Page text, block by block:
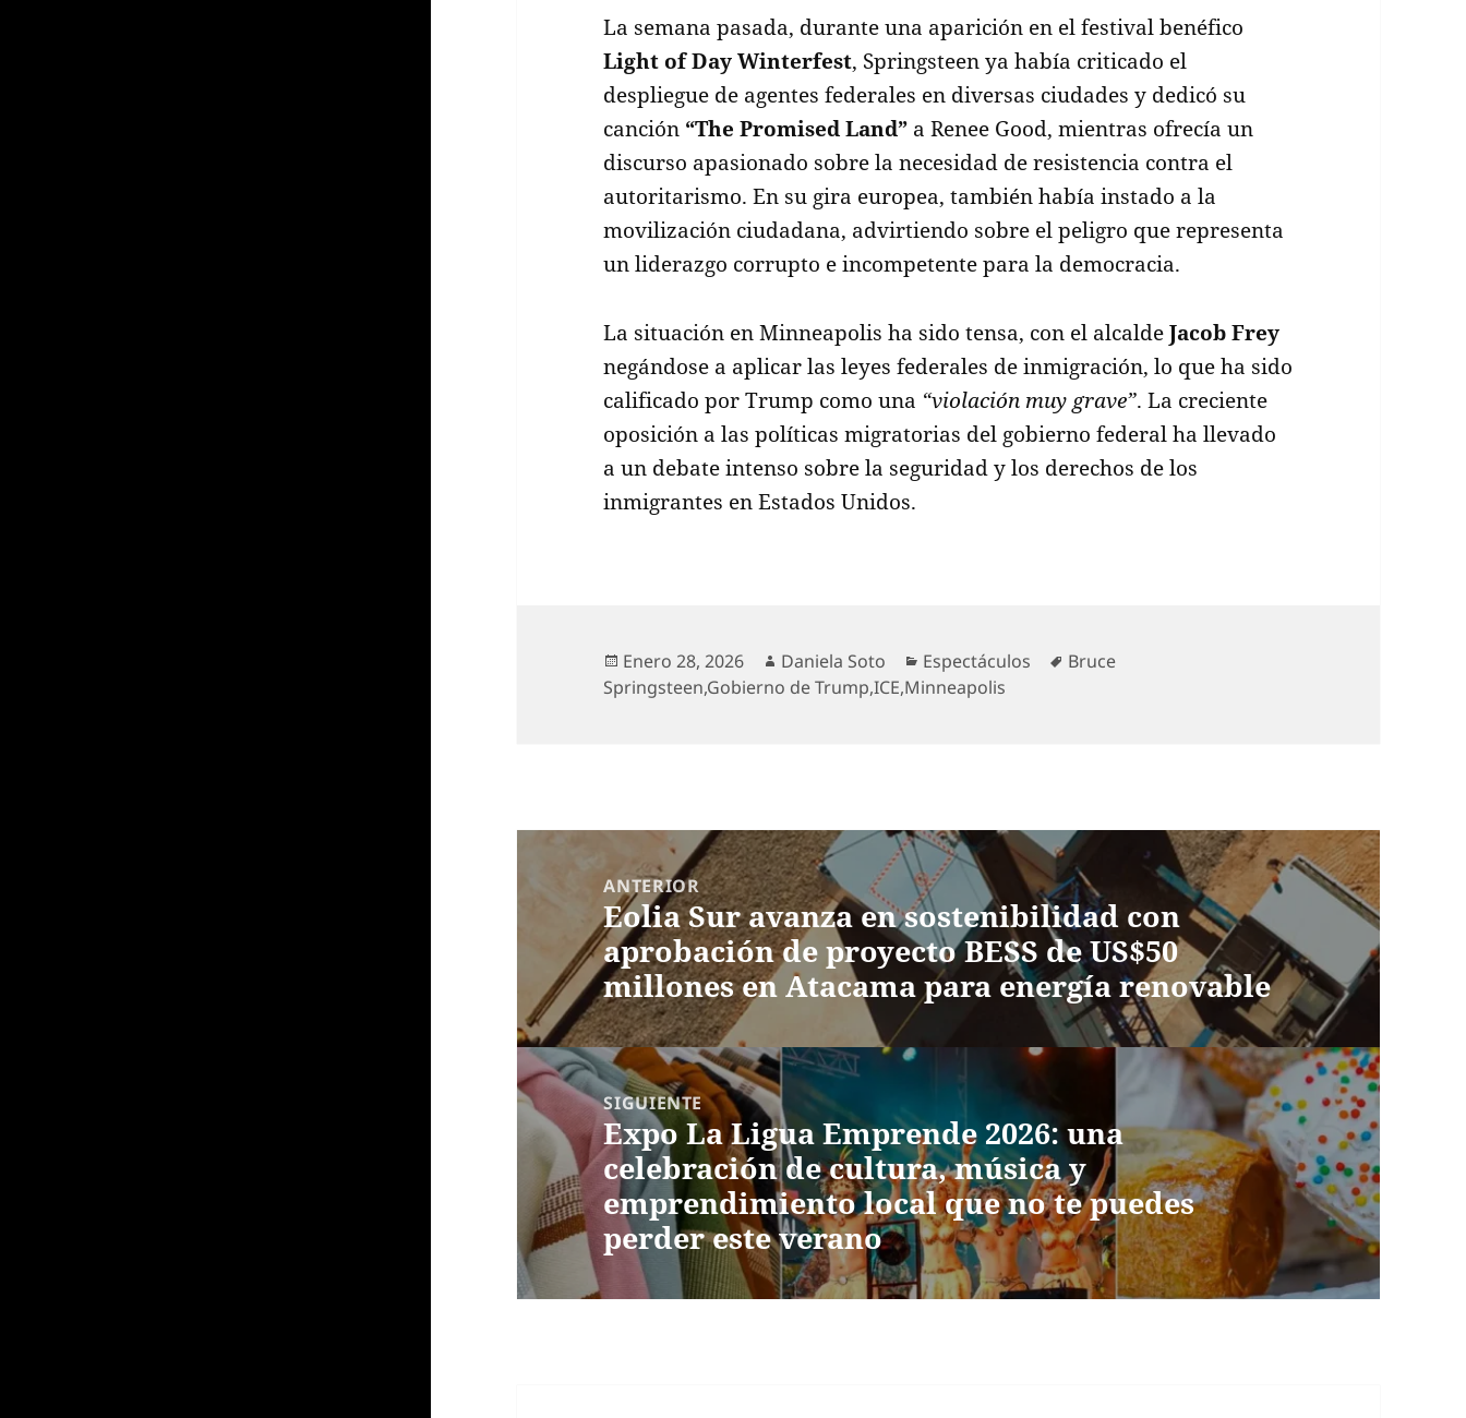
La semana pasada, durante una aparición en el festival benéfico
Light of Day Winterfest, Springsteen ya había criticado el
despliegue de agentes federales en diversas ciudades y dedicó su
canción “The Promised Land” a Renee Good, mientras ofrecía un
discurso apasionado sobre la necesidad de resistencia contra el
autoritarismo. En su gira europea, también había instado a la
movilización ciudadana, advirtiendo sobre el peligro que representa
un liderazgo corrupto e incompetente para la democracia.
La situación en Minneapolis ha sido tensa, con el alcaldeJacob Frey
negándose a aplicar las leyes federales de inmigración, lo que ha sido
calificado por Trump como una “violación muy grave”. La creciente
oposición a las políticas migratorias del gobierno federal ha llevado
a un debate intenso sobre la seguridad y los derechos de los
inmigrantes en Estados Unidos.
Publicado
el
Enero 28, 2026 Autor
Daniela Soto Categorías
Espectáculos Etiquetas
Bruce
Springsteen,Gobierno de Trump,ICE,Minneapolis
Navegación
entradas
ANTERIOR
Entrada
anterior:
Eolia Sur avanza en sostenibilidad con
aprobación de proyecto BESS de US$50
millones en Atacama para energía renovable
SIGUIENTE
Entrada
siguiente:
Expo La Ligua Emprende 2026: una
celebración de cultura, música y
emprendimiento local que no te puedes
perder este verano